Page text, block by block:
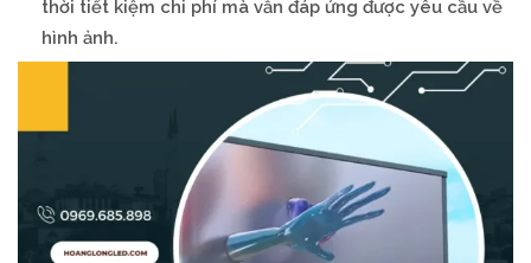
thời tiết kiệm chi phí mà vẫn đáp ứng được yêu cầu về
hình ảnh.